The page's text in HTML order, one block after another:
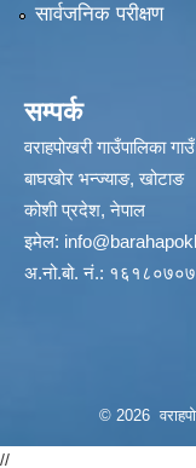
सार्वजनिक परीक्षण
सम्पर्क
वराहपोखरी गाउँपालिका
बाघखोर भन्ज्याङ, खोटाङ
कोशी प्रदेश, नेपाल
इमेल:
अ.नो.बो. नं.:
© 2026
//